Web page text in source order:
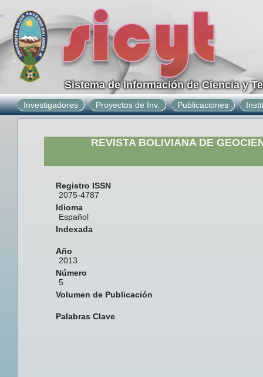
Sistema de Información de Ciencia y
Investigadores Proyectos de Inv. Publicaciones
REVISTA BOLIVIANA DE
Registro ISSN
2075-4787
Idioma
Español
Indexada
Año
2013
Número
5
Volumen de Publicación
Palabras Clave